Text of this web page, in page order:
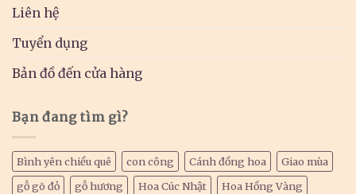
Liên hệ
Tuyển dụng
Bản đồ đến cửa hàng
Bạn đang tìm gì?
Bình yên chiều quê con công Cánh đồng hoa
Giao mùa
gỗ gõ đỏ
gỗ hương Hoa Cúc Nhật
Hoa Hồng Vàng